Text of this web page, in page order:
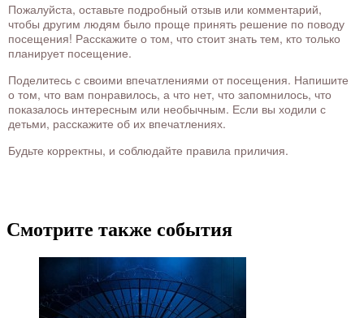
Пожалуйста, оставьте подробный отзыв или комментарий,
чтобы другим людям было проще принять решение по поводу
посещения! Расскажите о том, что стоит знать тем, кто только
планирует посещение.
Поделитесь с своими впечатлениями от посещения. Напишите
о том, что вам понравилось, а что нет, что запомнилось, что
показалось интересным или необычным. Если вы ходили с
детьми, расскажите об их впечатлениях.
Будьте корректны, и соблюдайте правила приличия.
Смотрите также события